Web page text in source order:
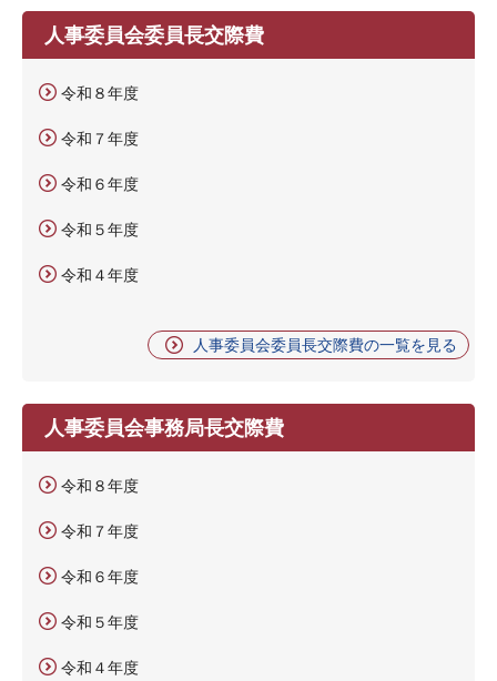
人事委員会委員長交際費
令和８年度
令和７年度
令和６年度
令和５年度
令和４年度
人事委員会委員長交際費の一覧を見る
人事委員会事務局長交際費
令和８年度
令和７年度
令和６年度
令和５年度
令和４年度